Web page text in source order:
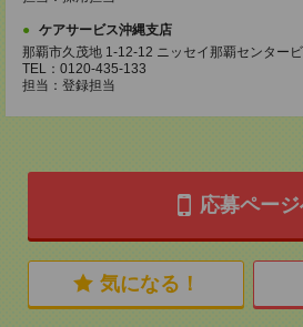
ケアサービス沖縄支店
那覇市久茂地 1-12-12 ニッセイ那覇センター
TEL：0120-435-133
担当：登録担当
応募ペー
気になる！